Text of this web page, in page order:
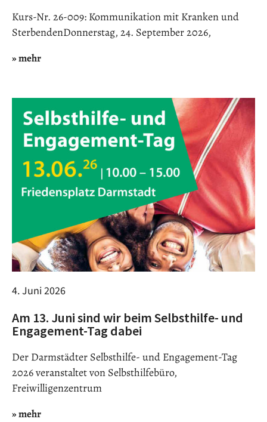
Kurs-Nr. 26-009: Kommunikation mit Kranken und
SterbendenDonnerstag, 24. September 2026,
» mehr
4. Juni 2026
Am 13. Juni sind wir beim Selbsthilfe- und
Engagement-Tag dabei
Der Darmstädter Selbsthilfe- und Engagement-Tag
2026 veranstaltet von Selbsthilfebüro,
Freiwilligenzentrum
» mehr